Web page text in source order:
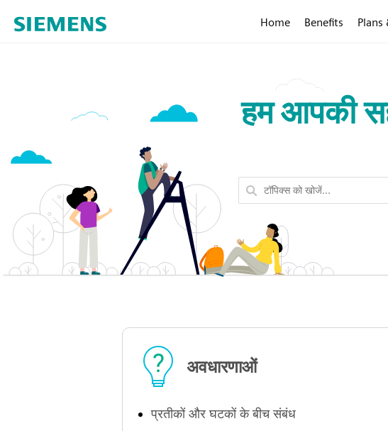
Home Benefits Plans
हम आपकी
अवधारणाओं
प्रतीकों और घटकों के बीच संबंध